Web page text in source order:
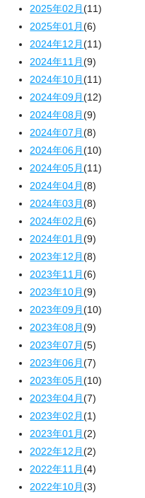
2025年02月(11)
2025年01月(6)
2024年12月(11)
2024年11月(9)
2024年10月(11)
2024年09月(12)
2024年08月(9)
2024年07月(8)
2024年06月(10)
2024年05月(11)
2024年04月(8)
2024年03月(8)
2024年02月(6)
2024年01月(9)
2023年12月(8)
2023年11月(6)
2023年10月(9)
2023年09月(10)
2023年08月(9)
2023年07月(5)
2023年06月(7)
2023年05月(10)
2023年04月(7)
2023年02月(1)
2023年01月(2)
2022年12月(2)
2022年11月(4)
2022年10月(3)